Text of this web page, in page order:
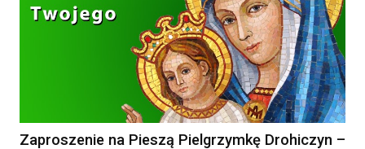
Zaproszenie na Pieszą Pielgrzymkę Drohiczyn –